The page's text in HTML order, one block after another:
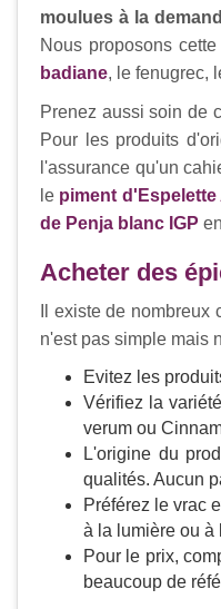
moulues à la
Nous proposons
badiane, le fenugrec,
Prenez aussi soin de
Pour les produits
l'assurance qu'un
le piment d'Espelette
de Penja blanc IGP
Acheter des
Il existe de
n'est pas simple mais
Evitez les
Vérifiez la
verum ou
L'origine du
qualités. Aucun
Préférez le vrac
à la lumière ou à
Pour le prix,
beaucoup de